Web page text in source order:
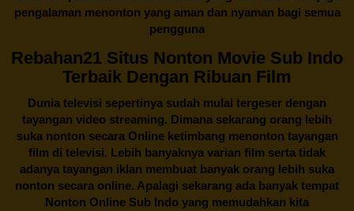
pengalaman menonton yang aman dan nyaman bagi semua
pengguna
Rebahan21 Situs Nonton Movie Sub Indo
Terbaik Dengan Ribuan Film
Dunia televisi sepertinya sudah mulai tergeser dengan
tayangan video streaming. Dimana sekarang orang lebih
suka nonton secara Online ketimbang menonton tayangan
film di televisi. Lebih banyaknya varian film serta tidak
adanya tayangan iklan membuat banyak orang lebih suka
nonton secara online. Apalagi sekarang ada banyak tempat
Nonton Online Sub Indo yang memudahkan kita